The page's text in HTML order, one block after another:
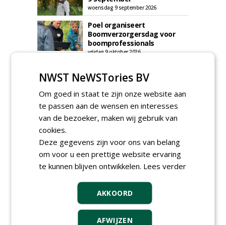
woensdag 9 september 2026
Poel organiseert
Boomverzorgersdag voor
boomprofessionals
vrijdag 9 oktober 2026
toekomst begint in de
openbare ruimte
donderdag 5 november 2026
NWST NeWSTories BV
Om goed in staat te zijn onze website aan
te passen aan de wensen en interesses
van de bezoeker, maken wij gebruik van
cookies.
Deze gegevens zijn voor ons van belang
om voor u een prettige website ervaring
te kunnen blijven ontwikkelen. Lees verder
AKKOORD
AFWIJZEN